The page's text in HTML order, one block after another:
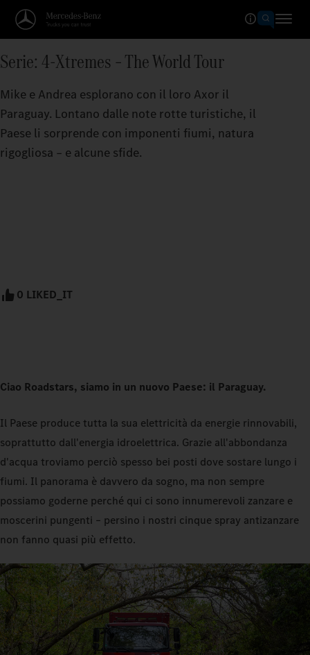
Serie: 4-Xtremes – The World Tour
Mike e Andrea esplorano con il loro Axor il
Paraguay. Lontano dalle note rotte turistiche, il
Paese li sorprende con imponenti fiumi, natura
rigogliosa – e alcune sfide.
0 LIKED_IT
Ciao Roadstars, siamo in un nuovo Paese: il Paraguay.
Il Paese produce tutta la sua elettricità da energie rinnovabili,
soprattutto dall'energia idroelettrica. Grazie all'abbondanza
d'acqua troviamo perciò spesso bei posti dove sostare lungo i
fiumi. Il panorama è davvero da sogno, ma non sempre
possiamo goderne perché qui ci sono innumerevoli zanzare e
moscerini pungenti – persino i nostri cinque spray antizanzare
non fanno quasi più effetto.